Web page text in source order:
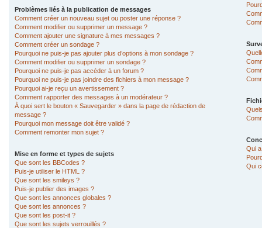
Problèmes liés à la publication de messages
Comment créer un nouveau sujet ou poster une réponse ?
Comment modifier ou supprimer un message ?
Comment ajouter une signature à mes messages ?
Comment créer un sondage ?
Pourquoi ne puis-je pas ajouter plus d’options à mon sondage ?
Comment modifier ou supprimer un sondage ?
Pourquoi ne puis-je pas accéder à un forum ?
Pourquoi ne puis-je pas joindre des fichiers à mon message ?
Pourquoi ai-je reçu un avertissement ?
Comment rapporter des messages à un modérateur ?
À quoi sert le bouton « Sauvegarder » dans la page de rédaction de
message ?
Pourquoi mon message doit être validé ?
Comment remonter mon sujet ?
Mise en forme et types de sujets
Que sont les BBCodes ?
Puis-je utiliser le HTML ?
Que sont les smileys ?
Puis-je publier des images ?
Que sont les annonces globales ?
Que sont les annonces ?
Que sont les post-it ?
Que sont les sujets verrouillés ?
Qui
Qui